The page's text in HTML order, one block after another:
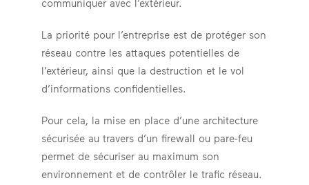
communiquer avec l’extérieur.
La priorité pour l’entreprise est de protéger son
réseau contre les attaques potentielles de
l’extérieur, ainsi que la destruction et le vol
d’informations confidentielles.
Pour cela, la mise en place d’une architecture
sécurisée au travers d’un firewall ou pare-feu
permet de sécuriser au maximum son
environnement et de contrôler le trafic réseau.